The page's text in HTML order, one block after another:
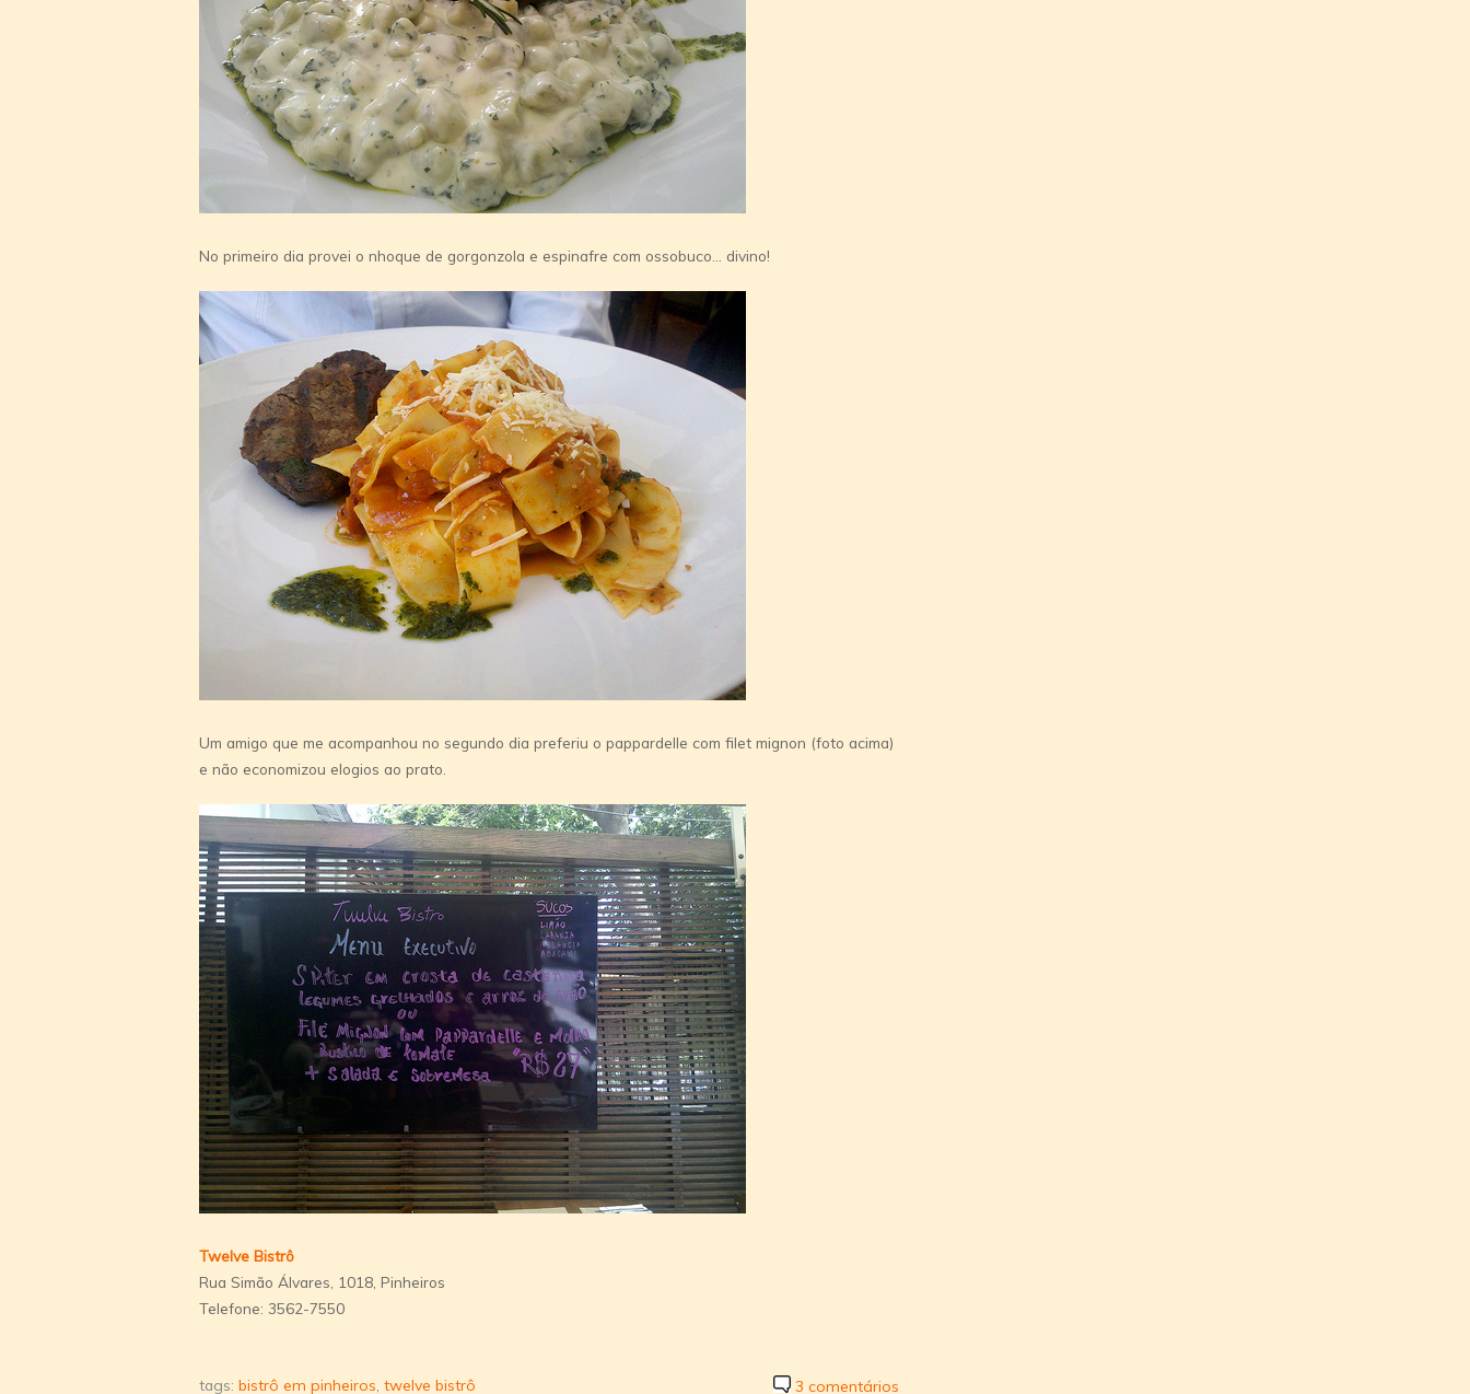
No primeiro dia provei o nhoque de gorgonzola e espinafre com ossobuco… divino!
Um amigo que me acompanhou no segundo dia preferiu o pappardelle com filet mignon (foto acima)
e não economizou elogios ao prato.
Twelve Bistrô
Rua Simão Álvares, 1018, Pinheiros
Telefone: 3562-7550
3 comentários
tags: bistrô em pinheiros twelve bistrô